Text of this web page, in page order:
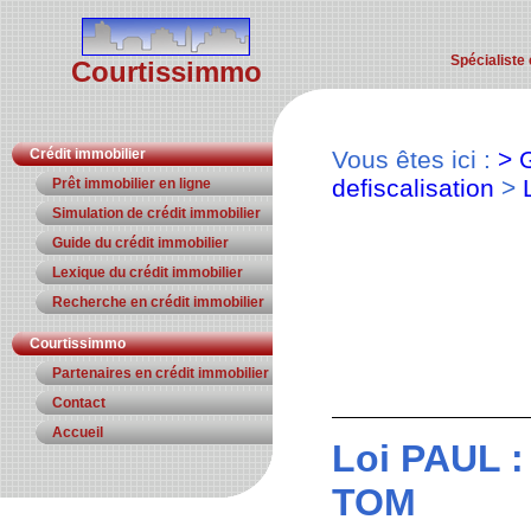
Courtissimmo Spécialiste
Crédit immobilier
Prêt immobilier en ligne
Simulation de crédit immobilier
Guide du crédit immobilier
Lexique du crédit immobilier
Recherche en crédit immobilier
Courtissimmo
Partenaires en crédit immobilier
Contact
Accueil
Vous êtes ici : >
defiscalisation >
Loi PAUL
TOM